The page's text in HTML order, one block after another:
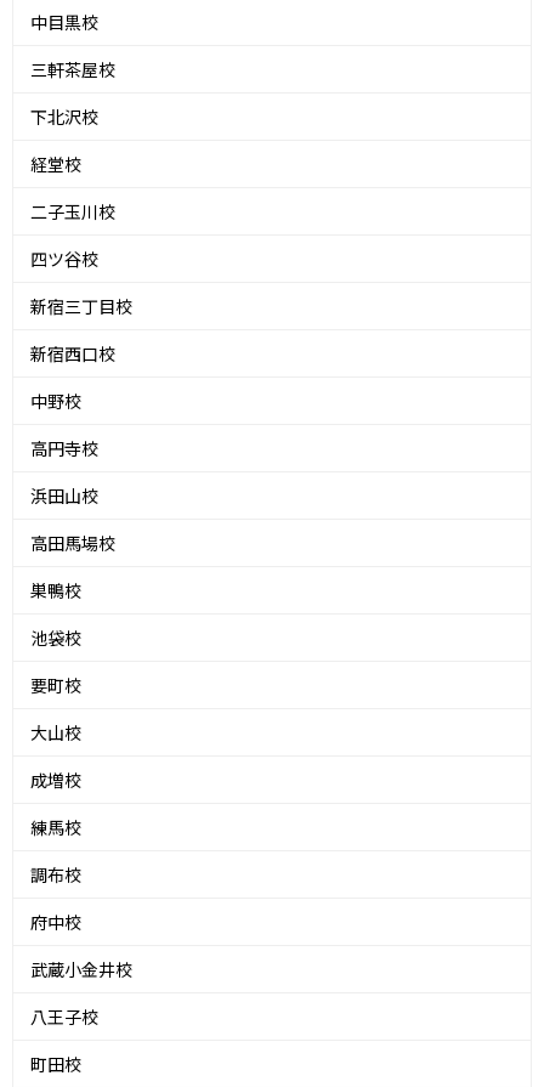
中目黒校
三軒茶屋校
下北沢校
経堂校
二子玉川校
四ツ谷校
新宿三丁目校
新宿西口校
中野校
高円寺校
浜田山校
高田馬場校
巣鴨校
池袋校
要町校
大山校
成増校
練馬校
調布校
府中校
武蔵小金井校
八王子校
町田校